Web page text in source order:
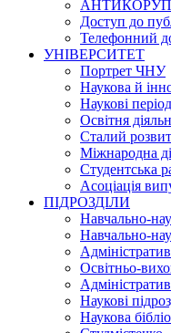
Доступ до
Телефонний
УНІВЕРСИТЕТ
Портрет ЧНУ
Наукова й
Наукові
Освітня
Сталий
Міжнародна
Студентська
Асоціація
ПІДРОЗДІЛИ
Навчально-
Навчально-
Освітньо-
Наукові
Наукова